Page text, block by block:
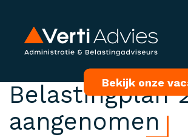
Bekijk onze
Tweede
Belastingplan
aangenomen